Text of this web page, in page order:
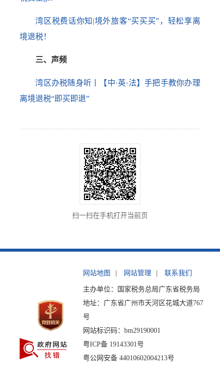
湾区税费话你知|境外旅客“买买买”，轻松享离
境退税！
三、声频
湾区办税随身听丨【中·英·法】手把手教你办理
离境退税“即买即退”
扫一扫在手机打开当前页
网站地图 网站管理 联系我们
主办单位：国家税务总局广东省税务局
地址：广东省广州市天河区花城大道767
号
网站标识码：bm29190001
粤ICP备 19143301号
粤公网安备 44010602004213号